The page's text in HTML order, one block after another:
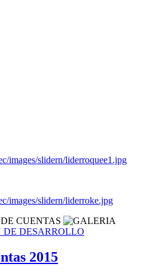
images/slidern/liderroquee1.jpg
images/slidern/liderroke.jpg
2015